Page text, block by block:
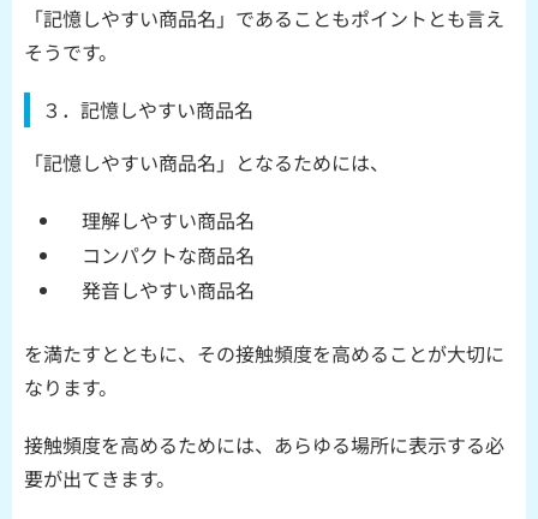
「記憶しやすい商品名」であることもポイントとも言え
そうです。
３．記憶しやすい商品名
「記憶しやすい商品名」となるためには、
理解しやすい商品名
コンパクトな商品名
発音しやすい商品名
を満たすとともに、その接触頻度を高めることが大切に
なります。
接触頻度を高めるためには、あらゆる場所に表示する必
要が出てきます。